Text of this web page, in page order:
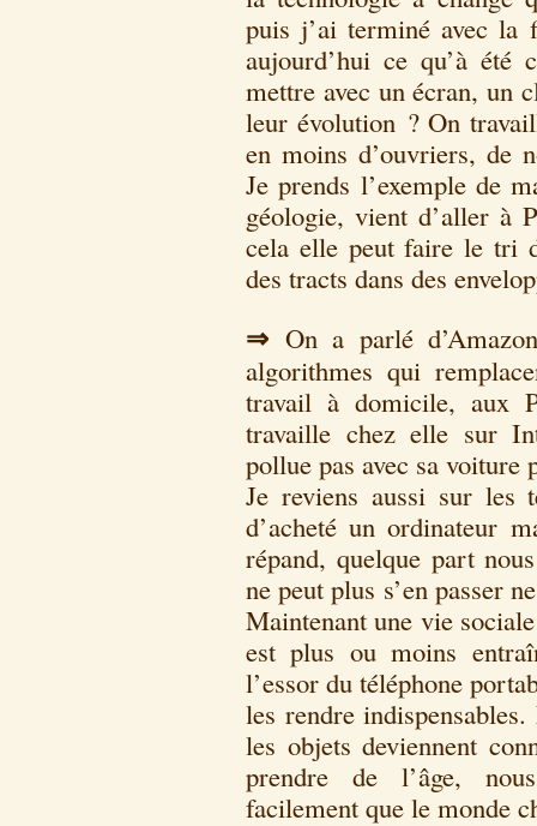
puis j’ai terminé avec la
aujourd’hui ce qu’à été
mettre avec un écran, un
leur évolution ? On
en moins d’ouvriers, de
Je prends l’exemple de
géologie, vient d’aller à
cela elle peut faire le tri
des tracts dans des
⇒On a parlé
algorithmes qui
travail à domicile, aux
travaille chez elle sur
pollue pas avec sa
Je reviens aussi sur les
d’acheté un ordinateur
répand, quelque part
ne peut plus s’en passer
Maintenant une vie
est plus ou moins
l’essor du téléphone
les rendre
les objets deviennent
prendre de l’âge,
facilement que le monde